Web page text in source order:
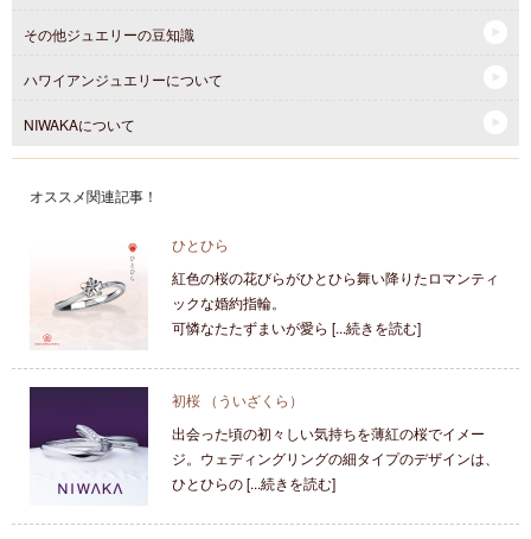
その他ジュエリーの豆知識
ハワイアンジュエリーについて
NIWAKAについて
オススメ関連記事！
ひとひら
紅色の桜の花びらがひとひら舞い降りたロマンティ
ックな婚約指輪。
可憐なたたずまいが愛ら [...続きを読む]
初桜 （ういざくら）
出会った頃の初々しい気持ちを薄紅の桜でイメー
ジ。ウェディングリングの細タイプのデザインは、
ひとひらの [...続きを読む]